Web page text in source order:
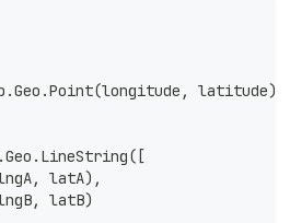
.Geo .Point(longitude , latitude)
.Geo . LineString( [
, latA) ,
, latB)